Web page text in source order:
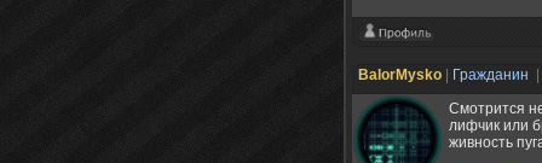
BalorMysko Гражданин
Смотрится
лифчик или
живность